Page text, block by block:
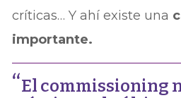
críticas… Y ahí existe una
importante.
El commissioning